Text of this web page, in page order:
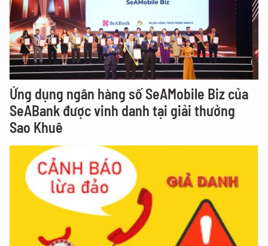
Ứng dụng ngân hàng số SeAMobile Biz của
SeABank được vinh danh tại giải thưởng
Sao Khuê